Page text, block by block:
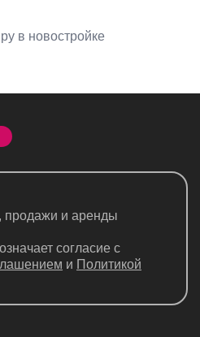
в новостройке
продажи и аренды
согласие с
и Политикой